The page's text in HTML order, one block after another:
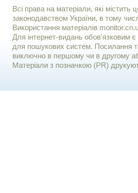
Всі права на матеріали, які містить
законодавством України, в тому
Використання матерiалiв
Для iнтернет-видань обов'язковим є
для пошукових систем. Посилання
виключно в першому чи в другому
Матеріали з позначкою (PR)